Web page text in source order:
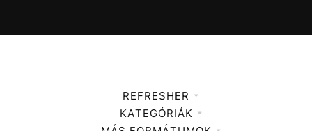
REFRESHER
Médiaajánlat
KATEGÓRIÁK